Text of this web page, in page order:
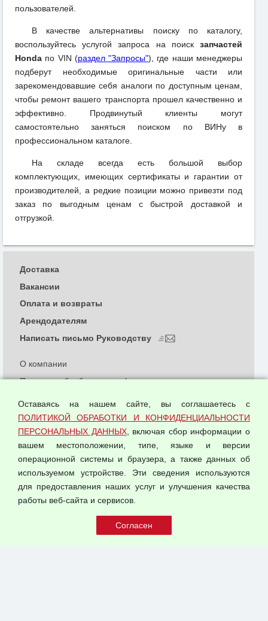
пользователей.
В качестве альтернативы поиску по каталогу,
воспользуйтесь услугой запроса на поиск запчастей
Honda по VIN (раздел "Запросы"), где наши менеджеры
подберут необходимые оригинальные части или
зарекомендовавшие себя аналоги по доступным ценам,
чтобы ремонт вашего транспорта прошел качественно и
эффективно. Продвинутый клиенты могут
самостоятельно заняться поиском по ВИНу в
профессиональном каталоге.
На складе всегда есть большой выбор
комплектующих, имеющих сертификаты и гарантии от
производителей, а редкие позиции можно привезти под
заказ по выгодным ценам с быстрой доставкой и
отгрузкой.
© 2026 ООО "Феникс"
О компании
Политика обработки и конфиденциальности
Согласием на обработку персональных данных
Оферта оптовой купли-продажи
Публичная оферта
Доставка
Вакансии
Оплата и возвраты
Арендодателям
Написать письмо Руководству
Оставаясь на нашем сайте, вы соглашаетесь с
ПОЛИТИКОЙ ОБРАБОТКИ И КОНФИДЕНЦИАЛЬНОСТИ
ПЕРСОНАЛЬНЫХ ДАННЫХ, включая сбор информации о
вашем местоположении, типе, языке и версии
операционной системы и браузера, а также данных об
используемом устройстве. Эти сведения используются
для предоставления наших услуг и улучшения качества
работы веб-сайта и сервисов.